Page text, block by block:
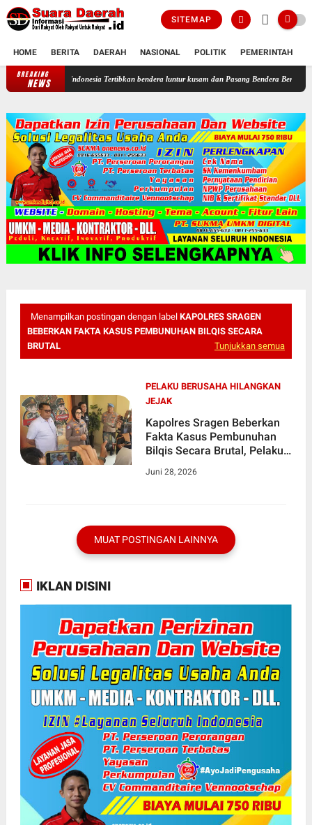
SITEMAP
HOME BERITA DAERAH NASIONAL POLITIK PEMERINTAH
BREAKING
NEWS
Seluruh Indonesia Tertibkan bendera luntur kusam dan Pasang Bendera Bercahaya
Menampilkan postingan dengan label KAPOLRES SRAGEN
BEBERKAN FAKTA KASUS PEMBUNUHAN BILQIS SECARA
BRUTAL
Tunjukkan semua
PELAKU BERUSAHA HILANGKAN
JEJAK
Kapolres Sragen Beberkan
Fakta Kasus Pembunuhan
Bilqis Secara Brutal, Pelaku
Juni 28, 2026
MUAT POSTINGAN LAINNYA
IKLAN DISINI